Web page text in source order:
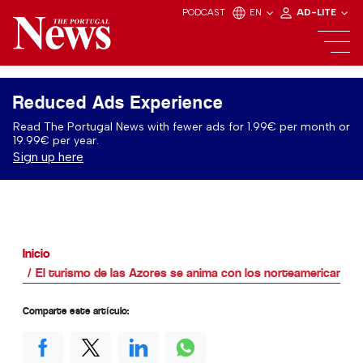
PODCAST EN AD-LITE
Reduced Ads Experience
Read The Portugal News with fewer ads for 1.99€ per month or
19.99€ per year.
Sign up here
Inicio
El turismo de las Azores se anima con los norteamericanos
Comparte este artículo: